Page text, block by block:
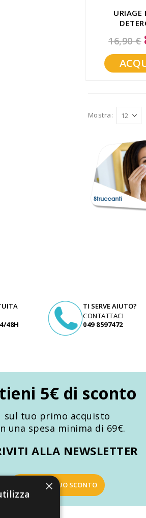
URIAGE
16,90 €
Mostra
48H
TI SERVE AIUTO?
CONTATTACI
049 8597472
5€ di sconto
sul tuo primo acquisto
una spesa minima di 69€.
ALLA NEWSLETTER
OTTIENI IL TUO SCONTO
×